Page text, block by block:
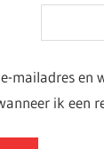
mailadres en
ik een